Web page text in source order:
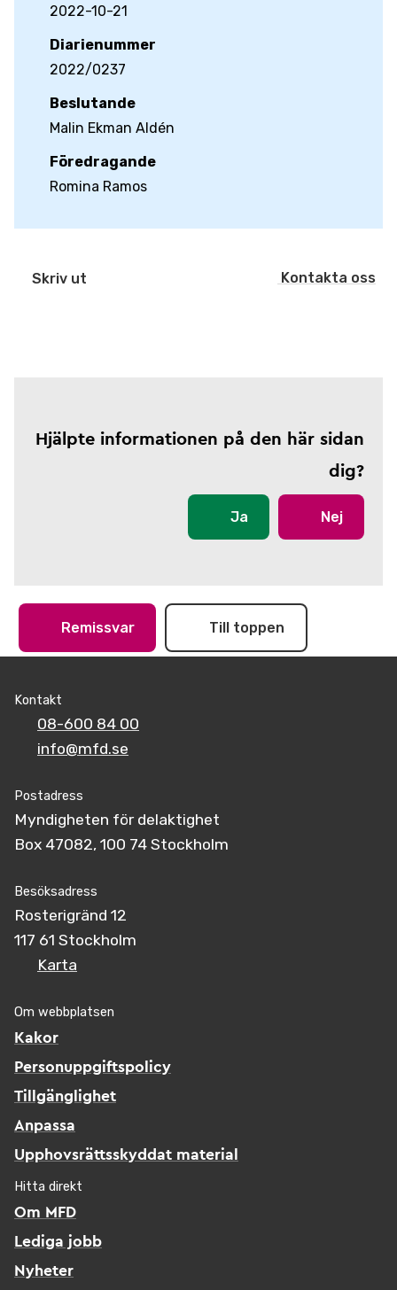
2022-10-21
Diarienummer
2022/0237
Beslutande
Malin Ekman Aldén
Föredragande
Romina Ramos
Skriv ut Kontakta oss
Hjälpte informationen på den här sidan
dig?
Ja Nej
Remissvar Till toppen
Kontakt
08-600 84 00
info@mfd.se
Postadress
Myndigheten för delaktighet
Box 47082, 100 74 Stockholm
Besöksadress
Rosterigränd 12
117 61 Stockholm
Karta
Om webbplatsen
Kakor
Personuppgiftspolicy
Tillgänglighet
Anpassa
Upphovsrättsskyddat material
Hitta direkt
Om MFD
Lediga jobb
Nyheter